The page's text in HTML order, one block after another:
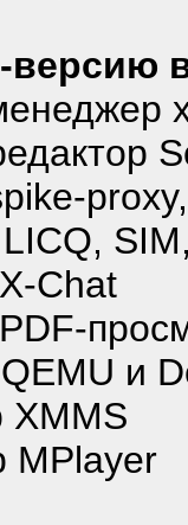
Chat
и
XMMS
MPlayer